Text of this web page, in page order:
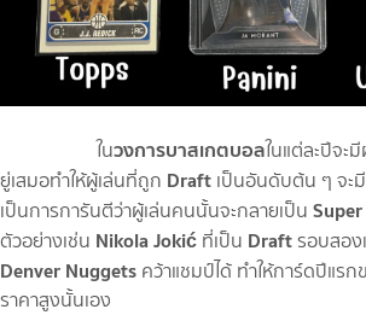
ในวงการบาสเกตบอลในแต่ละปีจะ
ยู่เสมอทำให้ผู้เล่นที่ถูก Draft เป็นอันดับต้น ๆ จะ
เป็นการการันตีว่าผู้เล่นคนนั้นจะกลายเป็น
ตัวอย่างเช่น Nikola Jokić ที่เป็น Draftรอบสอ
Denver Nuggets คว้าแชมป์ได้ ทำให้การ์ดปีแรก
ราคาสูงนั้นเอง